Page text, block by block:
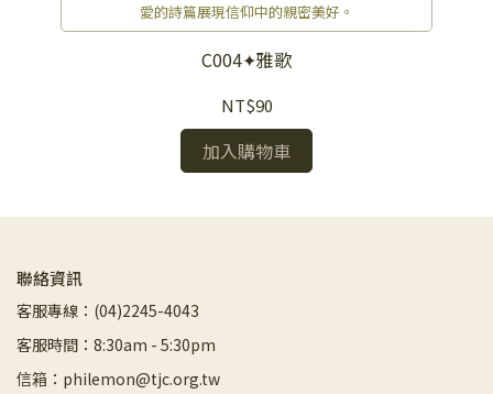
愛的詩篇展現信仰中的親密美好。
C004✦雅歌
NT$90
加入購物車
聯絡資訊
客服專線：(04)2245-4043
客服時間：8:30am - 5:30pm
信箱：philemon@tjc.org.tw